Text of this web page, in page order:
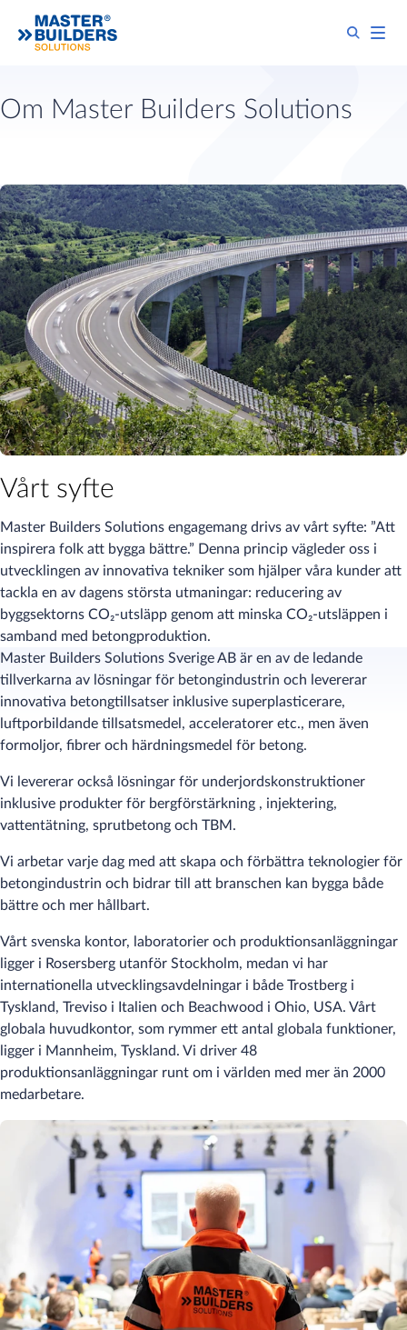
Om Master Builders Solutions
Vårt syfte
Master Builders Solutions engagemang drivs av vårt syfte: ”Att
inspirera folk att bygga bättre.” Denna princip vägleder oss i
utvecklingen av innovativa tekniker som hjälper våra kunder att
tackla en av dagens största utmaningar: reducering av
byggsektorns CO₂-utsläpp genom att minska CO₂-utsläppen i
samband med betongproduktion.
Master Builders Solutions Sverige AB är en av de ledande
tillverkarna av lösningar för betongindustrin och levererar
innovativa betongtillsatser inklusive superplasticerare,
luftporbildande tillsatsmedel, acceleratorer etc., men även
formoljor, fibrer och härdningsmedel för betong.
Vi levererar också lösningar för underjordskonstruktioner
inklusive produkter för bergförstärkning , injektering,
vattentätning, sprutbetong och TBM.
Vi arbetar varje dag med att skapa och förbättra teknologier för
betongindustrin och bidrar till att branschen kan bygga både
bättre och mer hållbart.
Vårt svenska kontor, laboratorier och produktionsanläggningar
ligger i Rosersberg utanför Stockholm, medan vi har
internationella utvecklingsavdelningar i både Trostberg i
Tyskland, Treviso i Italien och Beachwood i Ohio, USA. Vårt
globala huvudkontor, som rymmer ett antal globala funktioner,
ligger i Mannheim, Tyskland. Vi driver 48
produktionsanläggningar runt om i världen med mer än 2000
medarbetare.